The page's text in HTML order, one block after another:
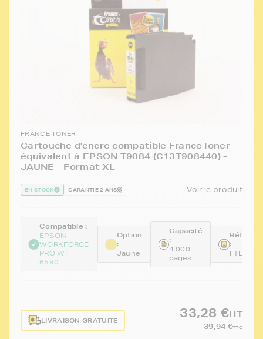
FRANCE TONER
Cartouche d'encre compatible FranceToner
équivalent à EPSON T9084 (C13T908440) -
JAUNE - Format XL
EN STOCK GARANTIE 2 ANS Voir le produit
Compatible :
EPSON
WORKFORCE
PRO WF
6590
Option
:
Jaune
Capacité
:
4 000
pages
:
LIVRAISON GRATUITE
33,28 €HT
39,94 €TTC